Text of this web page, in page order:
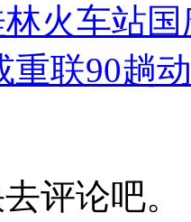
火车站
重联90趟
评论吧。